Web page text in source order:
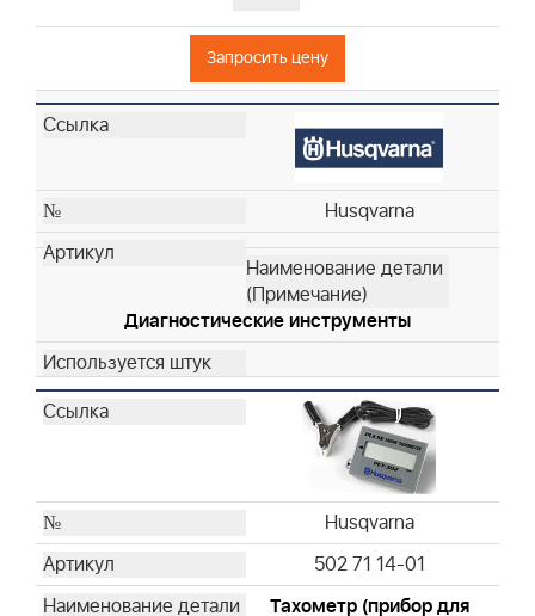
Husqvarna
Husqvarna
Husqvarna
Husqvarna
Husqvarna
Husqvarna
Husqvarna
Husqvarna
Husqvarna
Husqvarna
Husqvarna
Husqvarna
Husqvarna
Husqvarna
Husqvarna
Husqvarna
Husqvarna
Husqvarna
Запросить цену
Husqvarna
Диагностические инструменты
Husqvarna
502 71 14-01
Тахометр (прибор для